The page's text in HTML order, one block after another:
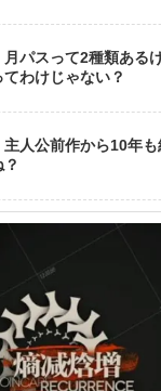
月パスって2種類ある
てわけじゃない？
主人公前作から10年